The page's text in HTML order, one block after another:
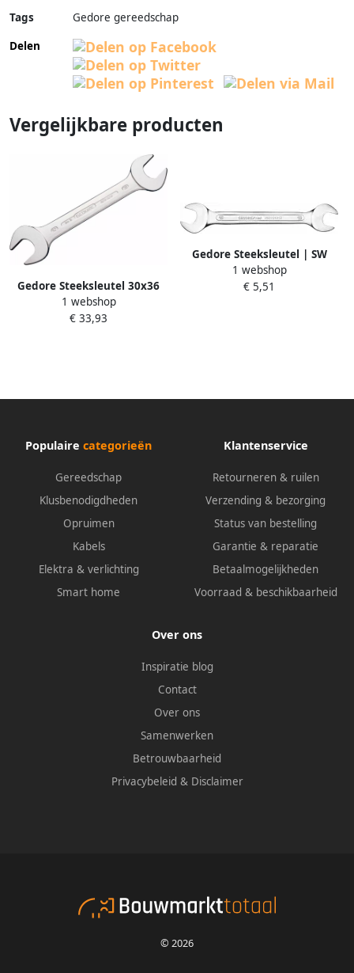
Tags
Gedore gereedschap
Delen
Vergelijkbare producten
Gedore Steeksleutel 30x36
MM 6068200
1 webshop
€ 33,93
Gedore Steeksleutel | SW
25x28 mm | L 280 mm
3300952
1 webshop
€ 5,51
Populaire categorieën
Gereedschap
Klusbenodigdheden
Opruimen
Kabels
Elektra & verlichting
Smart home
Klantenservice
Retourneren & ruilen
Verzending & bezorging
Status van bestelling
Garantie & reparatie
Betaalmogelijkheden
Voorraad & beschikbaarheid
Over ons
Inspiratie blog
Contact
Over ons
Samenwerken
Betrouwbaarheid
Privacybeleid & Disclaimer
© 2026